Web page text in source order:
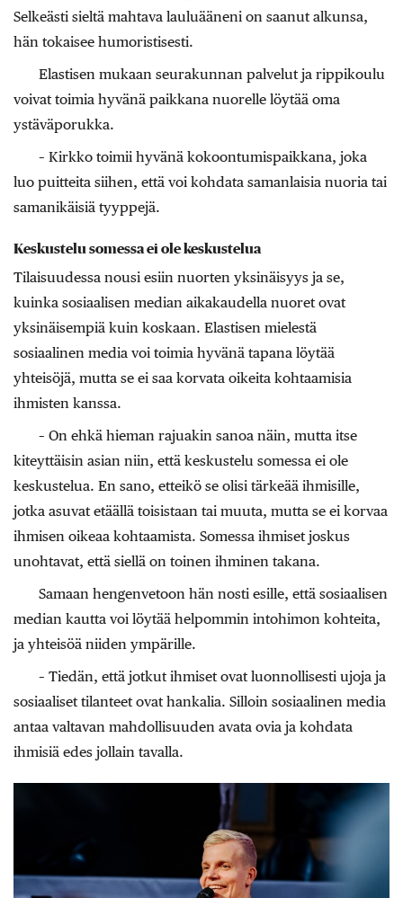
Selkeästi sieltä mahtava lauluääneni on saanut alkunsa,
hän tokaisee humoristisesti.
Elastisen mukaan seurakunnan palvelut ja rippikoulu
voivat toimia hyvänä paikkana nuorelle löytää oma
ystäväporukka.
– Kirkko toimii hyvänä kokoontumispaikkana, joka
luo puitteita siihen, että voi kohdata samanlaisia nuoria tai
samanikäisiä tyyppejä.
Keskustelu somessa ei ole keskustelua
Tilaisuudessa nousi esiin nuorten yksinäisyys ja se,
kuinka sosiaalisen median aikakaudella nuoret ovat
yksinäisempiä kuin koskaan. Elastisen mielestä
sosiaalinen media voi toimia hyvänä tapana löytää
yhteisöjä, mutta se ei saa korvata oikeita kohtaamisia
ihmisten kanssa.
– On ehkä hieman rajuakin sanoa näin, mutta itse
kiteyttäisin asian niin, että keskustelu somessa ei ole
keskustelua. En sano, etteikö se olisi tärkeää ihmisille,
jotka asuvat etäällä toisistaan tai muuta, mutta se ei korvaa
ihmisen oikeaa kohtaamista. Somessa ihmiset joskus
unohtavat, että siellä on toinen ihminen takana.
Samaan hengenvetoon hän nosti esille, että sosiaalisen
median kautta voi löytää helpommin intohimon kohteita,
ja yhteisöä niiden ympärille.
– Tiedän, että jotkut ihmiset ovat luonnollisesti ujoja ja
sosiaaliset tilanteet ovat hankalia. Silloin sosiaalinen media
antaa valtavan mahdollisuuden avata ovia ja kohdata
ihmisiä edes jollain tavalla.